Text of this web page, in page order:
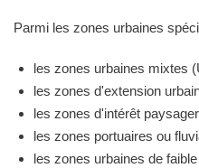
Parmi les zones urbaines
les zones urbaines mixtes
les zones d'extension
les zones d'intérêt
les zones portuaires ou
les zones urbaines de